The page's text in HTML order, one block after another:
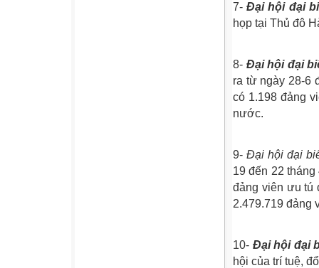
7-Đại hội đại
họp tại Thủ đô
8- Đại hội đại
ra từ ngày 28-6
có 1.198 đảng
nước.
9- Đại hội đại
19 đến 22
đảng viên ưu tú
2.479.719 đảng
10- Đại hội đại
hội của trí tuệ,